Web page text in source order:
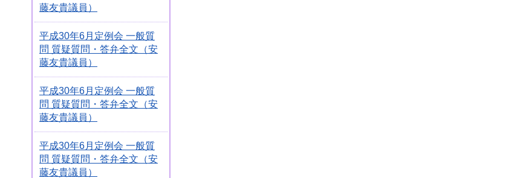
藤友貴議員）
平成30年6月定例会 一般質
問 質疑質問・答弁全文（安
藤友貴議員）
平成30年6月定例会 一般質
問 質疑質問・答弁全文（安
藤友貴議員）
平成30年6月定例会 一般質
問 質疑質問・答弁全文（安
藤友貴議員）